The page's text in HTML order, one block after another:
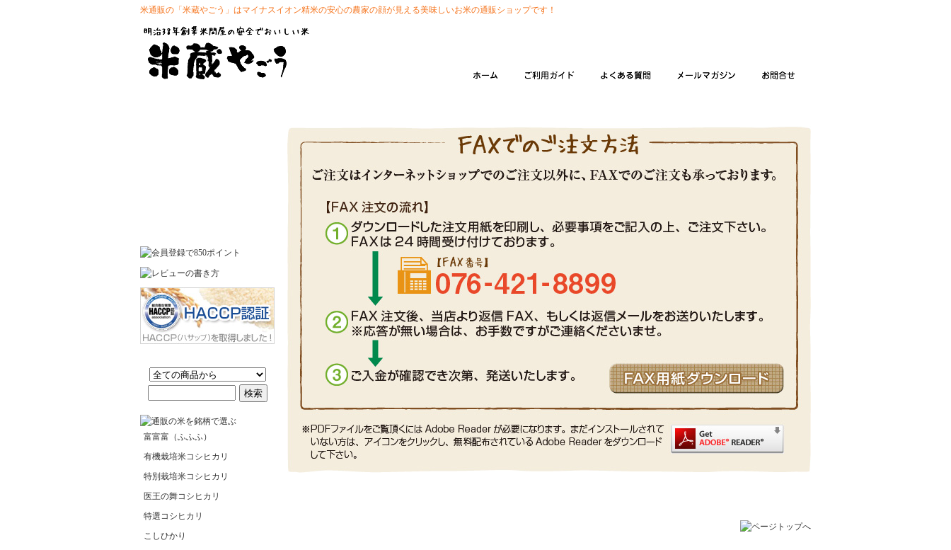
米通販の「米蔵やごう」はマイナスイオン精米の安心の農家の顔が見える美味しいお米の通販ショップです！
富富富（ふふふ）
有機栽培米コシヒカリ
特別栽培米コシヒカリ
医王の舞コシヒカリ
特選コシヒカリ
こしひかり